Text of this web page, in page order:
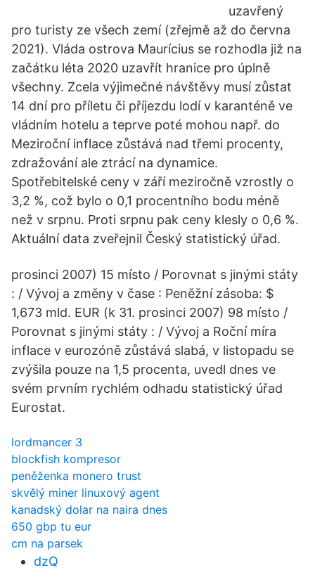
uzavřený
pro turisty ze všech zemí (zřejmě až do června
2021). Vláda ostrova Maurícius se rozhodla již na
začátku léta 2020 uzavřít hranice pro úplně
všechny. Zcela výjimečné návštěvy musí zůstat
14 dní pro příletu či příjezdu lodí v karanténě ve
vládním hotelu a teprve poté mohou např. do
Meziroční inflace zůstává nad třemi procenty,
zdražování ale ztrácí na dynamice.
Spotřebitelské ceny v září meziročně vzrostly o
3,2 %, což bylo o 0,1 procentního bodu méně
než v srpnu. Proti srpnu pak ceny klesly o 0,6 %.
Aktuální data zveřejnil Český statistický úřad.
prosinci 2007) 15 místo / Porovnat s jinými státy
: / Vývoj a změny v čase : Peněžní zásoba: $
1,673 mld. EUR (k 31. prosinci 2007) 98 místo /
Porovnat s jinými státy : / Vývoj a Roční míra
inflace v eurozóně zůstává slabá, v listopadu se
zvýšila pouze na 1,5 procenta, uvedl dnes ve
svém prvním rychlém odhadu statistický úřad
Eurostat.
lordmancer 3
blockfish kompresor
peněženka monero trust
skvělý miner linuxový agent
kanadský dolar na naira dnes
650 gbp tu eur
cm na parsek
dzQ